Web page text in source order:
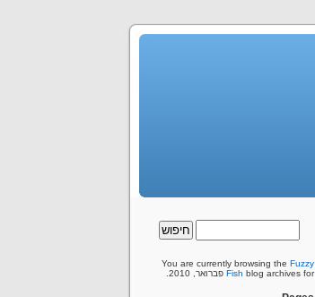
You are currently browsing the Fuzzy
Fish blog archives for פברואר, 2010.